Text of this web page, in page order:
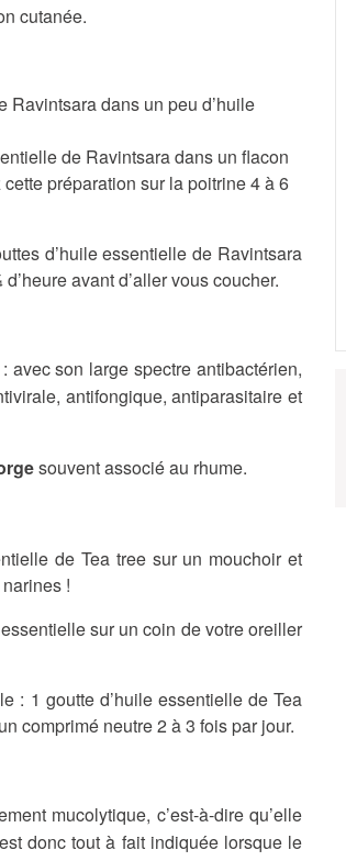
cutanée.
Ravintsara dans un peu d’huile
de Ravintsara dans un flacon
préparation sur la poitrine 4 à 6
d’huile essentielle de Ravintsara
avant d’aller vous coucher.
avec son large spectre antibactérien,
antifongique, antiparasitaire et
souvent associé au rhume.
de Tea tree sur un mouchoir et
!
sur un coin de votre oreiller
: 1 goutte d’huile essentielle de Tea
comprimé neutre 2 à 3 fois par jour.
mucolytique, c’est-à-dire qu’elle
est donc tout à fait indiquée lorsque le